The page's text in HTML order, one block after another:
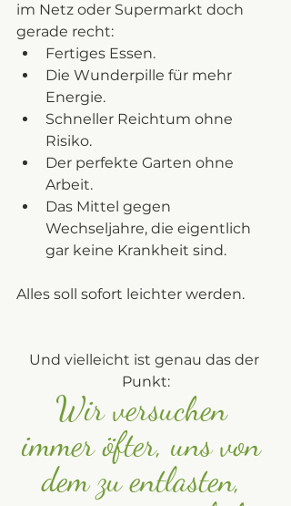
im Netz oder Supermarkt doch
gerade recht:
Fertiges Essen.
Die Wunderpille für mehr
Energie.
Schneller Reichtum ohne
Risiko.
Der perfekte Garten ohne
Arbeit.
Das Mittel gegen
Wechseljahre, die eigentlich
gar keine Krankheit sind.
Alles soll sofort leichter werden.
Und vielleicht ist genau das der
Punkt:
Wir versuchen
immer öfter, uns von
dem zu entlasten,